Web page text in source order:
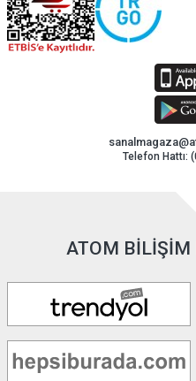
Telefon Hattı:
ATOM BİLİŞİM